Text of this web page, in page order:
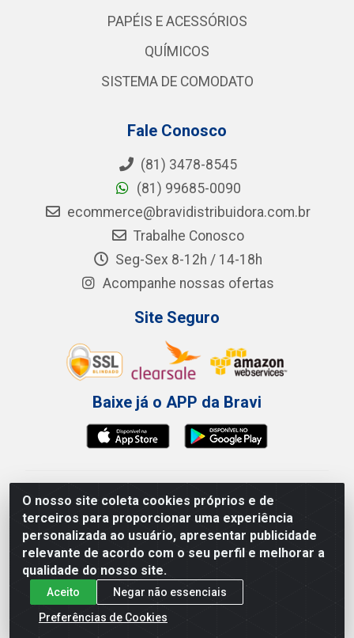
O nosso site coleta cookies próprios e de
terceiros para proporcionar uma experiência
personalizada ao usuário, apresentar publicidade
relevante de acordo com o seu perfil e melhorar a
qualidade do nosso site.
Aceito
Negar não essenciais
Preferências de Cookies
PAPÉIS E ACESSÓRIOS
QUÍMICOS
SISTEMA DE COMODATO
Fale Conosco
(81) 3478-8545
(81) 99685-0090
ecommerce@bravidistribuidora.com.br
Trabalhe Conosco
Seg-Sex 8-12h / 14-18h
Acompanhe nossas ofertas
Site Seguro
Baixe já o APP da Bravi
Bravi Consumíveis de Higiene e Descartáveis EIRELI -
CNPJ 19.457.137/0001-06
Av. Sul Gov. Cid Sampaio, 3125 - Galpão 000A -
Imbiribeira - Recife/PE - CEP 51.150-010